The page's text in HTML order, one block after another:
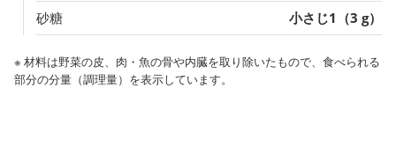
砂糖
小さじ1（3 g）
※ 材料は野菜の皮、肉・魚の骨や内臓を取り除いたもので、食べられる
部分の分量（調理量）を表示しています。